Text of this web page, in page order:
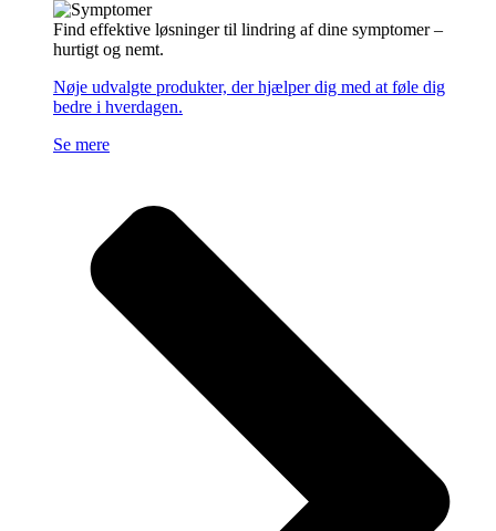
Find effektive løsninger til lindring af dine symptomer –
hurtigt og nemt.
Nøje udvalgte produkter, der hjælper dig med at føle dig
bedre i hverdagen.
Se mere